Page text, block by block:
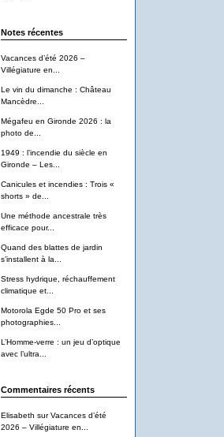
Notes récentes
Vacances d’été 2026 –
Villégiature en...
Le vin du dimanche : Château
Mancèdre...
Mégafeu en Gironde 2026 : la
photo de...
1949 : l’incendie du siècle en
Gironde – Les...
Canicules et incendies : Trois «
shorts » de...
Une méthode ancestrale très
efficace pour...
Quand des blattes de jardin
s’installent à la...
Stress hydrique, réchauffement
climatique et...
Motorola Egde 50 Pro et ses
photographies...
L’Homme-verre : un jeu d’optique
avec l’ultra...
Commentaires récents
Elisabeth surVacances d’été
2026 – Villégiature en...